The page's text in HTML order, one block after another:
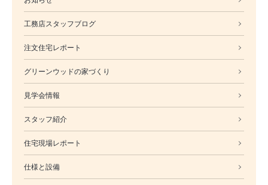
工務店スタッフブログ
注文住宅レポート
グリーンウッドの家づくり
見学会情報
スタッフ紹介
住宅現場レポート
仕様と設備